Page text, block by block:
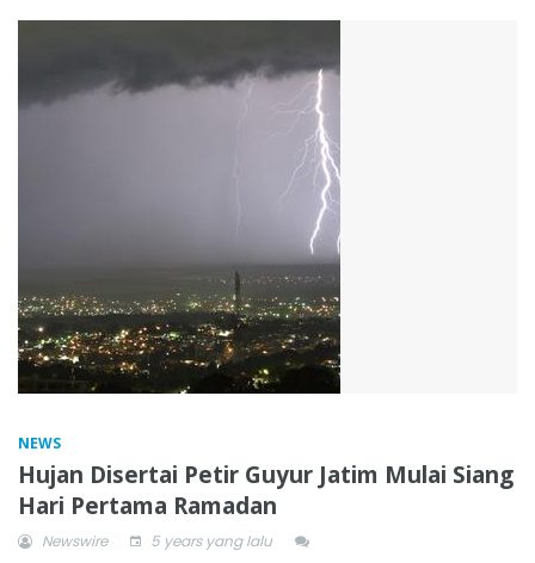
NEWS
Hujan Disertai Petir Guyur Jatim Mulai Siang
Hari Pertama Ramadan
Newswire 5 years yang lalu